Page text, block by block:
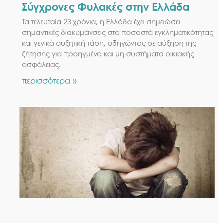
Σύγχρονες Φυλακές στην Ελλάδα
Τα τελευταία 23 χρόνια, η Ελλάδα έχει σημειώσει
σημαντικές διακυμάνσεις στα ποσοστά εγκληματικότητας
και γενικά αυξητική τάση, οδηγώντας σε αύξηση της
ζήτησης για προηγμένα και μη συστήματα οικιακής
ασφάλειας.
περισσότερα »